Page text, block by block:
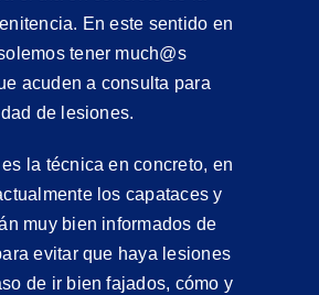
En este sentido en
tener much@s
acuden a consulta para
de lesiones.
la técnica en concreto, en
los capataces y
muy bien informados de
evitar que haya lesiones
de ir bien fajados, cómo y